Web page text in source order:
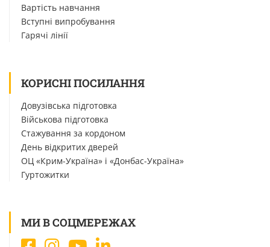
Вартість навчання
Вступні випробування
Гарячі лінії
КОРИСНІ ПОСИЛАННЯ
Довузівська підготовка
Військова підготовка
Стажування за кордоном
День відкритих дверей
ОЦ «Крим-Україна» і «Донбас-Україна»
Гуртожитки
МИ В СОЦМЕРЕЖАХ